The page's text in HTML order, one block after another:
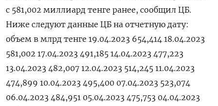
с 581,002 миллиард тенге ранее, сообщил ЦБ.
Ниже следуют данные ЦБ на отчетную дату:
объем в млрд тенге 19.04.2023 654,414 18.04.2023
581,002 17.04.2023 491,185 14.04.2023 477,223
13.04.2023 482,007 12.04.2023 514,245 11.04.2023
474,899 10.04.2023 495,400 07.04.2023 523,074
06.04.2023 484,951 05.04.2023 475,753 04.04.2023